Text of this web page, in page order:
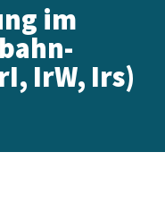
im
IrW, Irs)